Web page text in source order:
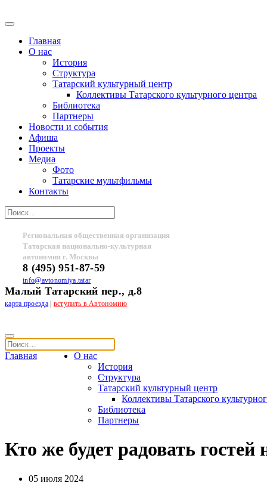
Главная
О нас
История
Структура
Татарский культурный центр
Коллективы Татарского культурного центра
Библиотека
Партнеры
Новости и события
Афиша
Проекты
Медиа
Фото
Татарские мультфильмы
Контакты
Региональная общественная организация
Татарская национально-культурная
автономия г. Москвы
8 (495) 951-87-59
info@avtonomiya.tatar
Малый Татарский пер., д.8
карта проезда| вступить в Автономию
Главная
О нас
История
Структура
Татарский культурный центр
Коллективы Татарского
Библиотека
Партнеры
Кто же будет радовать
05 июля 2024